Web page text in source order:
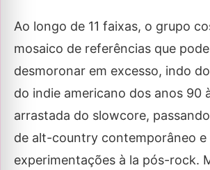
Ao longo de 11 faixas, o grupo
mosaico de referências que
desmoronar em excesso, indo
do indie americano dos anos 90
arrastada do slowcore,
de alt-country contemporâneo e
experimentações à la pós-rock.